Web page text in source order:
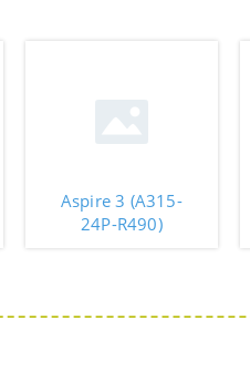
Aspire 3 (A315-
24P-R490)